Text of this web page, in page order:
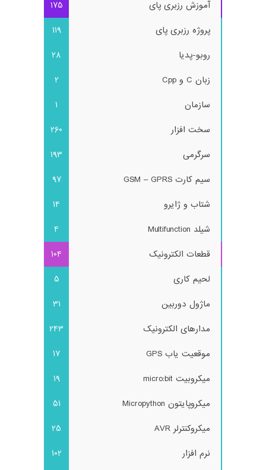
آموزش رزبری پای
175
پروژه رزبری پای
119
روبو-پدیا
28
زبان C و Cpp
2
سازمان
1
سخت افزار
260
سرگرمی
193
سیم کارت GSM – GPRS
97
شتاب و ژایرو
14
شیلد Multifunction
4
قطعات الکترونیک
104
لحیم کاری
5
ماژول دوربین
31
مدارهای الکترونیک
243
موقعیت یاب GPS
17
میکروبیت micro:bit
19
میکروپایتون Micropython
51
میکروکنترلر AVR
25
نرم افزار
102